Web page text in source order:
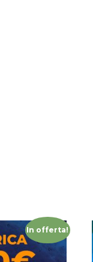
In offerta!